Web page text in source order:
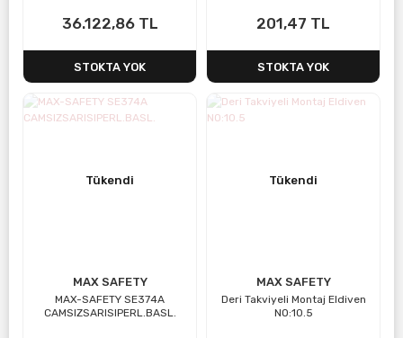
36.122,86 TL
STOKTA YOK
201,47 TL
STOKTA YOK
Tükendi
MAX SAFETY
MAX-SAFETY SE374A
CAMSIZSARISIPERL.BASL.
Tükendi
MAX SAFETY
Deri Takviyeli Montaj Eldiven
NO:10.5